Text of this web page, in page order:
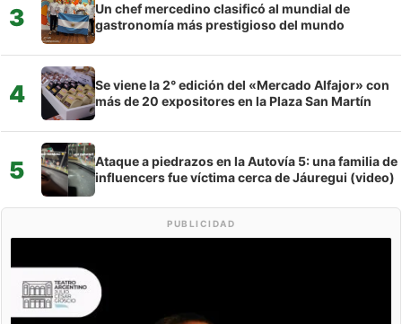
3
Un chef mercedino clasificó al mundial de
gastronomía más prestigioso del mundo
4
Se viene la 2° edición del «Mercado Alfajor» con
más de 20 expositores en la Plaza San Martín
5
Ataque a piedrazos en la Autovía 5: una familia de
influencers fue víctima cerca de Jáuregui (video)
PUBLICIDAD